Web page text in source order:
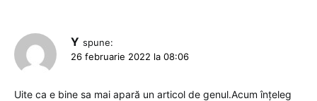
Y spune:
26 februarie 2022 la 08:06
Uite ca e bine sa mai apară un articol de genul.Acum înțeleg